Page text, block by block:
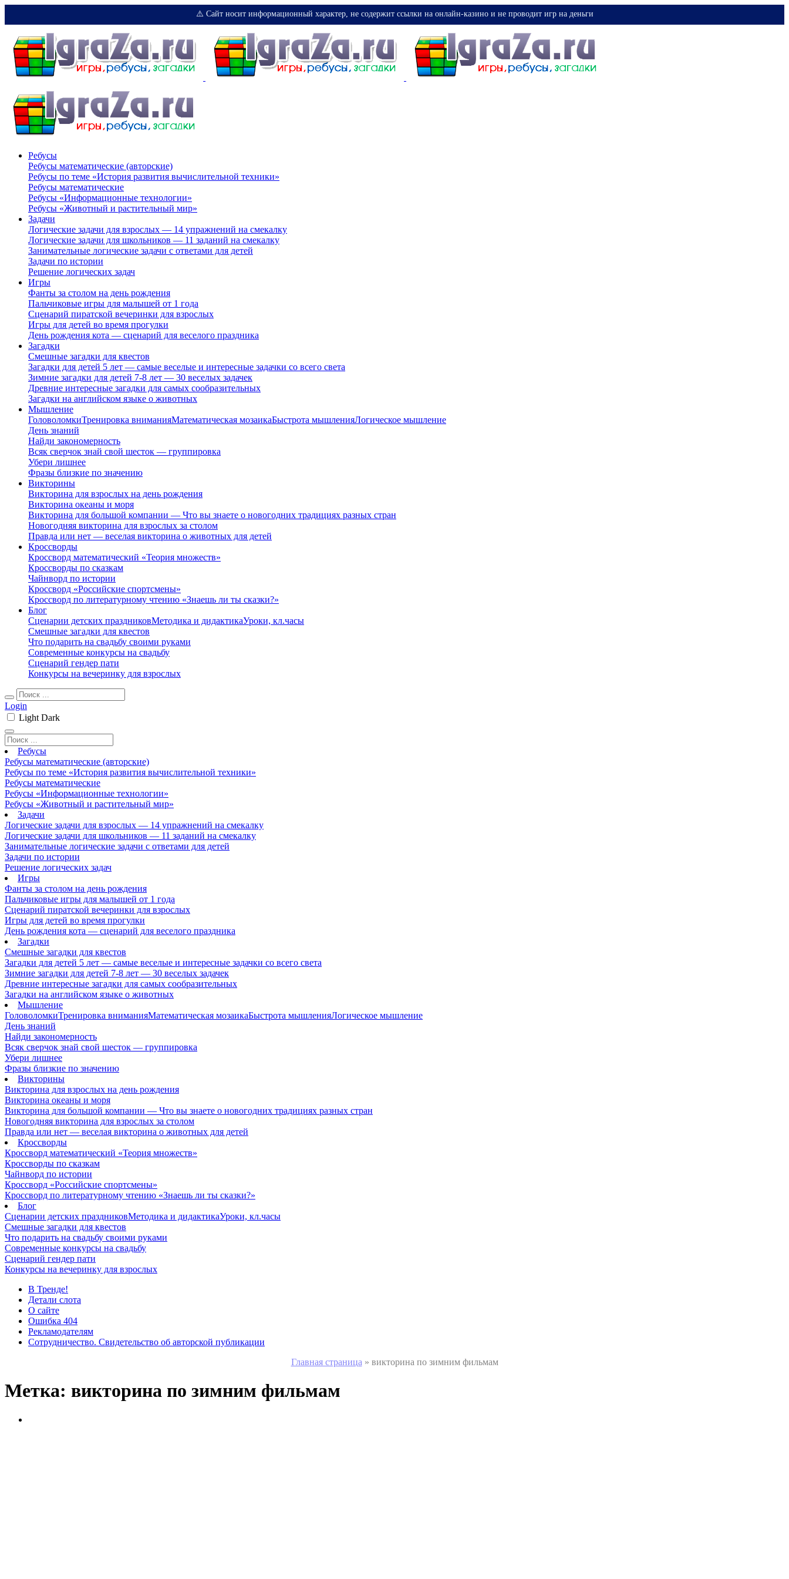
⚠️ Сайт носит информационный характер, не содержит ссылки на онлайн-казино и не проводит игр на деньги
Ребусы
Ребусы математические (авторские)
Ребусы по теме «История развития вычислительной техники»
Ребусы математические
Ребусы «Информационные технологии»
Ребусы «Животный и растительный мир»
Задачи
Логические задачи для взрослых — 14 упражнений на смекалку
Логические задачи для школьников — 11 заданий на смекалку
Занимательные логические задачи с ответами для детей
Задачи по истории
Решение логических задач
Игры
Фанты за столом на день рождения
Пальчиковые игры для малышей от 1 года
Сценарий пиратской вечеринки для взрослых
Игры для детей во время прогулки
День рождения кота — сценарий для веселого праздника
Загадки
Смешные загадки для квестов
Загадки для детей 5 лет — самые веселые и интересные задачки со всего света
Зимние загадки для детей 7-8 лет — 30 веселых задачек
Древние интересные загадки для самых сообразительных
Загадки на английском языке о животных
Мышление
ГоловоломкиТренировка вниманияМатематическая мозаикаБыстрота мышленияЛогическое мышление
День знаний
Найди закономерность
Всяк сверчок знай свой шесток — группировка
Убери лишнее
Фразы близкие по значению
Викторины
Викторина для взрослых на день рождения
Викторина океаны и моря
Викторина для большой компании — Что вы знаете о новогодних традициях разных стран
Новогодняя викторина для взрослых за столом
Правда или нет — веселая викторина о животных для детей
Кроссворды
Кроссворд математический «Теория множеств»
Кроссворды по сказкам
Чайнворд по истории
Кроссворд «Российские спортсмены»
Кроссворд по литературному чтению «Знаешь ли ты сказки?»
Блог
Сценарии детских праздниковМетодика и дидактикаУроки, кл.часы
Смешные загадки для квестов
Что подарить на свадьбу своими руками
Современные конкурсы на свадьбу
Сценарий гендер пати
Конкурсы на вечеринку для взрослых
Login
Light Dark
Ребусы
Ребусы математические (авторские)
Ребусы по теме «История развития вычислительной техники»
Ребусы математические
Ребусы «Информационные технологии»
Ребусы «Животный и растительный мир»
Задачи
Логические задачи для взрослых — 14 упражнений на смекалку
Логические задачи для школьников — 11 заданий на смекалку
Занимательные логические задачи с ответами для детей
Задачи по истории
Решение логических задач
Игры
Фанты за столом на день рождения
Пальчиковые игры для малышей от 1 года
Сценарий пиратской вечеринки для взрослых
Игры для детей во время прогулки
День рождения кота — сценарий для веселого праздника
Загадки
Смешные загадки для квестов
Загадки для детей 5 лет — самые веселые и интересные задачки со всего света
Зимние загадки для детей 7-8 лет — 30 веселых задачек
Древние интересные загадки для самых сообразительных
Загадки на английском языке о животных
Мышление
ГоловоломкиТренировка вниманияМатематическая мозаикаБыстрота мышленияЛогическое мышление
День знаний
Найди закономерность
Всяк сверчок знай свой шесток — группировка
Убери лишнее
Фразы близкие по значению
Викторины
Викторина для взрослых на день рождения
Викторина океаны и моря
Викторина для большой компании — Что вы знаете о новогодних традициях разных стран
Новогодняя викторина для взрослых за столом
Правда или нет — веселая викторина о животных для детей
Кроссворды
Кроссворд математический «Теория множеств»
Кроссворды по сказкам
Чайнворд по истории
Кроссворд «Российские спортсмены»
Кроссворд по литературному чтению «Знаешь ли ты сказки?»
Блог
Сценарии детских праздниковМетодика и дидактикаУроки, кл.часы
Смешные загадки для квестов
Что подарить на свадьбу своими руками
Современные конкурсы на свадьбу
Сценарий гендер пати
Конкурсы на вечеринку для взрослых
В Тренде!
Детали слота
О сайте
Ошибка 404
Рекламодателям
Сотрудничество. Свидетельство об авторской публикации
Главная страница » викторина по зимним фильмам
Метка: викторина по зимним фильмам